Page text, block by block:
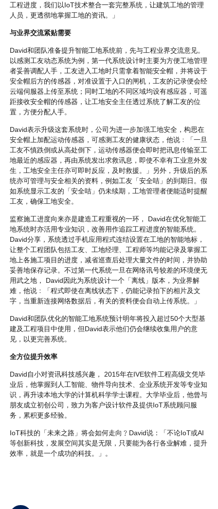
工程进度，我们以IoT技术整合一套完整系统，让建筑工地的管理
人员，更透彻地掌握工地的资讯。」
与业界交流紧贴需要
David和团队准备提升智能工地系统前，先与工程业界交流意见。
以感测工友动态系统为例，第一代系统设计时主要为方便工地管理
者妥善调配人手，工友进入工地时只需拿着智能安全帽，并将设于
安全帽后方的传感器，对准设置于入口的闸机，工友的记录便会经
云端伺服器上传至系统；同时工地的不同区域均设有感应器，可遥
距接收安全帽的传感器，让工地安全主任透过系统了解工友的位
置，方便分配人手。
David表示升级这套系统时，公司为进一步加强工地安全，构思在
安全帽上加配运动传感器，可感测工友的健康状态，他说﹕「一旦
工友不慎跌倒或从高处倒下，运动传感器便会即时把讯息传输至工
地最近的感应器，再由系统发出求救讯息，即使不幸有工业意外发
生，工地安全主任亦可即时反应，及时救援。」另外，升级后的系
统亦可管理与安全相关的资料，例如工友「安全咭」的到期日。假
如系统显示工友的「安全咭」仍未续期，工地管理者便能适时提醒
工友，确保工地安全。
监察施工进度向来亦是建造工程重视的一环， David在优化智能工
地系统时亦活用专业知识，改善用作追踪工程进度的智能系统。
David分享，系统透过手机应用程式连结设置在工地的智能地标，
让整个工程团队包括工友、工地经理、工程师等均能记录及掌握工
地上各施工项目的进度，减省巡查后处理大量文件的时间，并协助
妥善地保存记录。不过第一代系统一旦在网络讯号较差的环境便无
用武之地， David因此为系统设计一个「离线」版本，为业界解
难，他说﹕「程式即使在离线状态下，仍能记录拍下的相片及文
字，当重新连接网络数据后，有关的资料便会自动上传系统。」
David和团队优化的智能工地系统预计明年将投入超过50个大型基
建及工程项目中使用，但David表示他们仍会继续收集用户的意
见，以更完善系统。
全方位提升效率
David自小对资讯科技感兴趣， 2015年在IVE软件工程高级文凭毕
业后，他掌握到人工智能、物件导向技术、企业系统开发等专业知
识，再升读本地大学的计算机科学学士课程。大学毕业后，他曾与
朋友成立初创公司，致力为客户设计软件及提供IoT系统顾问服
务，累积更多经验。
IoT科技的「未来之路」将会如何走向﹖David说：「不论IoT或AI
等创新科技，发展空间其实是无限，只要能为各行各业解难，提升
效率，就是一个成功的科技。」。